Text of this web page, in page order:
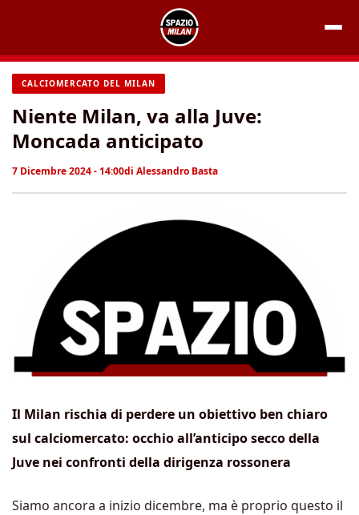
contenuto
CALCIOMERCATO DEL MILAN
Niente Milan, va alla Juve:
Moncada anticipato
7 Dicembre 2024 - 14:00di Alessandro Basta
Il Milan rischia di perdere un obiettivo ben chiaro
sul calciomercato: occhio all’anticipo secco della
Juve nei confronti della dirigenza rossonera
Siamo ancora a inizio dicembre, ma è proprio questo il